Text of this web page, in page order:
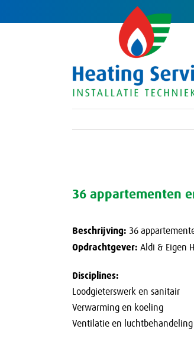
naar
36 appartementen
Beschrijving: 36
Opdrachtgever: Aldi & Eigen
Disciplines:
Loodgieterswerk en sanitair
Verwarming en koeling
Ventilatie en luchtbehandeling